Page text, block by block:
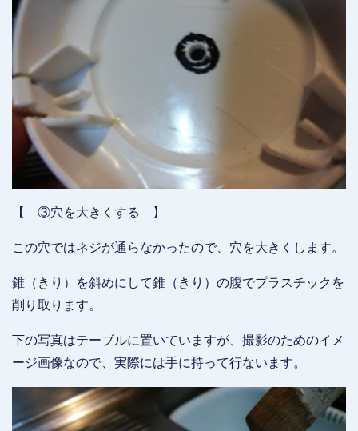
【 ③穴を大きくする 】
この穴ではネジが通らなかったので、穴を大きくします。
錐（きり）を斜めにして錐（きり）の腹でプラスチックを
削り取ります。
下の写真はテーブルに置いていますが、撮影のためのイメ
ージ画像なので、実際には手に持って行ないます。